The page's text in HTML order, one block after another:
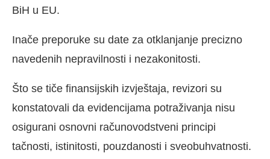
BiH u EU.
Inače preporuke su date za otklanjanje precizno
navedenih nepravilnosti i nezakonitosti.
Što se tiče finansijskih izvještaja, revizori su
konstatovali da evidencijama potraživanja nisu
osigurani osnovni računovodstveni principi
tačnosti, istinitosti, pouzdanosti i sveobuhvatnosti.